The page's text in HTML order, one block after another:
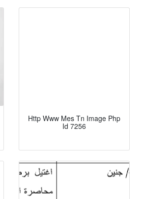
Http Www Mes Tn Image Php
Id 7256